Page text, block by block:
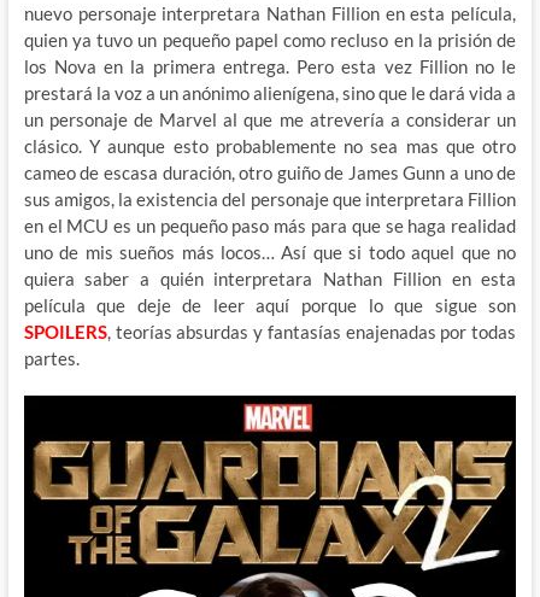
nuevo personaje interpretara Nathan Fillion en esta película,
quien ya tuvo un pequeño papel como recluso en la prisión de
los Nova en la primera entrega. Pero esta vez Fillion no le
prestará la voz a un anónimo alienígena, sino que le dará vida a
un personaje de Marvel al que me atrevería a considerar un
clásico. Y aunque esto probablemente no sea mas que otro
cameo de escasa duración, otro guiño de James Gunn a uno de
sus amigos, la existencia del personaje que interpretara Fillion
en el MCU es un pequeño paso más para que se haga realidad
uno de mis sueños más locos… Así que si todo aquel que no
quiera saber a quién interpretara Nathan Fillion en esta
película que deje de leer aquí porque lo que sigue son
SPOILERS, teorías absurdas y fantasías enajenadas por todas
partes.